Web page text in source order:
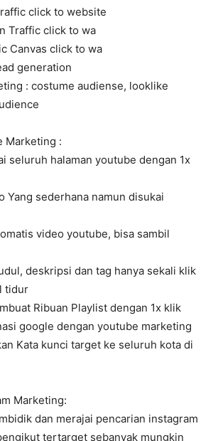
click to website
Traffic click to wa
Canvas click to wa
generation
: costume audiense, looklike
Marketing :
seluruh halaman youtube dengan 1x
Yang sederhana namun disukai
video youtube, bisa sambil
deskripsi dan tag hanya sekali klik
tidur
Ribuan Playlist dengan 1x klik
google dengan youtube marketing
Kata kunci target ke seluruh kota di
Marketing:
dan merajai pencarian instagram
tertarget sebanyak mungkin